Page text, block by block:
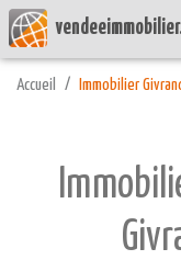
Accueil Immobilier